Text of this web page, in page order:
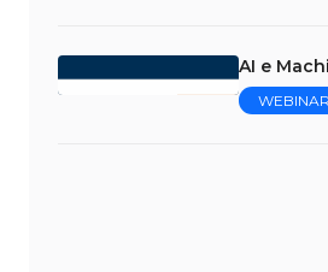
AI e
WEBINAR